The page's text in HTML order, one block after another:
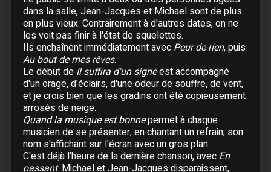
04 Juin :Limoges - Palais des Sports
05 Juin : Bordeaux- Patinoire Mériadeck
06 Juin :Pau
08 Juin : Paris- Zénith
11 Juin :Paris- Zénith
13 Juin :Paris - Zénith
14 Juin : Paris- Zénith
15 Juin :Paris
- Zénith
16 Juin :Paris- Zénith
Août
dans la salle, Jean-Jacques et Michael sont de plus
en plus vieux. Contrairement à d'autres dates, on ne
les voit pas finir à l'état de squelettes.
Ils enchaînent immédiatement avec Peur de rien, puis
Au bout de mes rêves.
Le début de Il suffira d'un signeest accompagné
d'un orage, d'éclairs, d'une odeur de souffre, de vent,
et je crois bien que les gradins ont été copieusement
arrosés de neige.
Quand la musique est bonnepermet à chaque
musicien de se présenter, en chantant un refrain, son
nom s'affichant sur l'écran avec un gros plan.
C'est déjà l'heure de la dernière chanson, avec En
passant. Michael et Jean-Jacques disparaissent,